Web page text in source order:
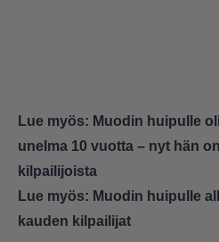
Lue myös: Muodin huipulle
unelma 10 vuotta – nyt hän
kilpailijoista
Lue myös: Muodin huipulle
kauden kilpailijat